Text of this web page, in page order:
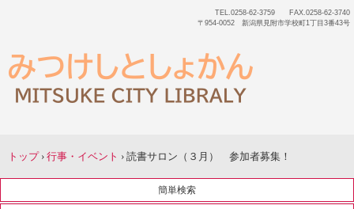
TEL.0258-62-3759 FAX.0258-62-3740
〒954-0052 新潟県見附市学校町1丁目3番43号
トップ › 行事・イベント › 読書サロン（３月） 参加者募集！
簡単検索